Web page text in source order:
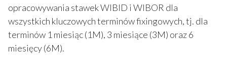
opracowywania stawek WIBID i WIBOR dla
wszystkich kluczowych terminów fixingowych, tj. dla
terminów 1 miesiąc (1M), 3 miesiące (3M) oraz 6
miesięcy (6M).